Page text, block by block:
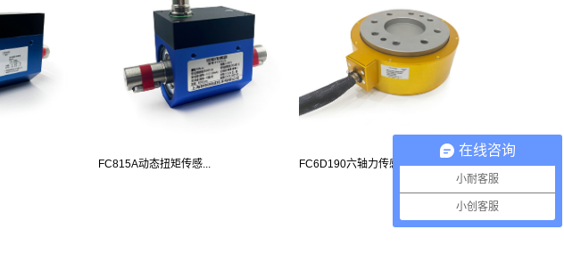
FC815A动态扭矩传感...
FC6D190六轴力传感...
在线咨询
小耐客服
小创客服